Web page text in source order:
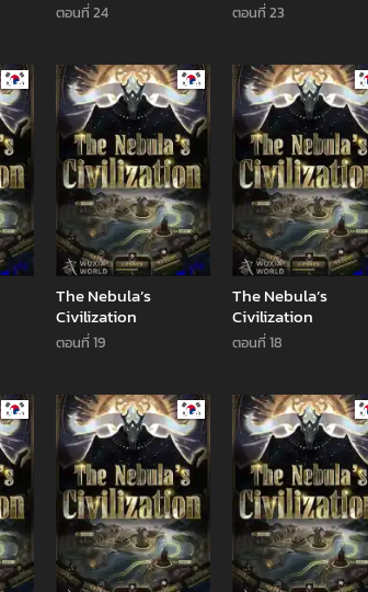
ตอนที่ 24 ตอนที่ 23
Manhwa Manhwa
The Nebula’s
Civilization
ตอนที่ 19
The Nebula’s
Civilization
ตอนที่ 18
Manhwa Manhwa